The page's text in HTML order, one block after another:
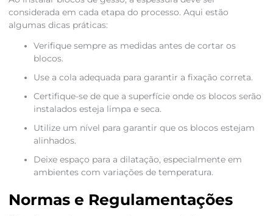
considerada em cada etapa do processo. Aqui estão
algumas dicas práticas:
Verifique sempre as medidas antes de cortar os
blocos.
Use a cola adequada para garantir a fixação correta.
Certifique-se de que a superfície onde os blocos serão
instalados esteja limpa e seca.
Utilize um nível para garantir que os blocos estejam
alinhados.
Deixe espaço para a dilatação, especialmente em
ambientes com variações de temperatura.
Normas e Regulamentações